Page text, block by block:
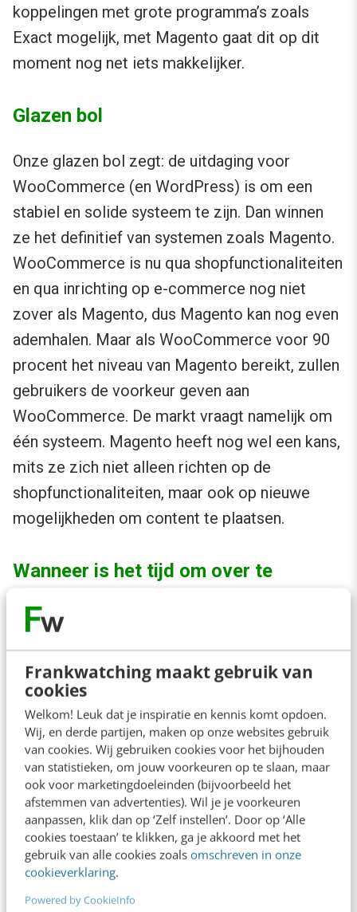
Frankwatching maakt gebruik van
cookies
Welkom! Leuk dat je inspiratie en kennis komt opdoen.
Wij, en derde partijen, maken op onze websites gebruik
van cookies. Wij gebruiken cookies voor het bijhouden
van statistieken, om jouw voorkeuren op te slaan, maar
ook voor marketingdoeleinden (bijvoorbeeld het
afstemmen van advertenties). Wil je je voorkeuren
aanpassen, klik dan op ‘Zelf instellen’. Door op ‘Alle
cookies toestaan’ te klikken, ga je akkoord met het
gebruik van alle cookies zoals omschreven in onze
cookieverklaring.
Powered by CookieInfo
koppelingen met grote programma’s zoals
Exact mogelijk, met Magento gaat dit op dit
moment nog net iets makkelijker.
Glazen bol
Onze glazen bol zegt: de uitdaging voor
WooCommerce (en WordPress) is om een
stabiel en solide systeem te zijn. Dan winnen
ze het definitief van systemen zoals Magento.
WooCommerce is nu qua shopfunctionaliteiten
en qua inrichting op e-commerce nog niet
zover als Magento, dus Magento kan nog even
ademhalen. Maar als WooCommerce voor 90
procent het niveau van Magento bereikt, zullen
gebruikers de voorkeur geven aan
WooCommerce. De markt vraagt namelijk om
één systeem. Magento heeft nog wel een kans,
mits ze zich niet alleen richten op de
shopfunctionaliteiten, maar ook op nieuwe
mogelijkheden om content te plaatsen.
Wanneer is het tijd om over te
WooCommerce?
Als je een webshop wilt starten met veel
specifieke functionaliteiten, is het absoluut niet
gek om voor Magento te kiezen. Het is wel
belangrijk om te weten dat Magento 2.0 eraan
komt en dat dit systeem er weer heel anders
uitziet dan Magento 1.9. Veel shops zullen een
grote verbouwing moeten ondergaan om over
te gaan van 1.9 naar 2.0. Als je voor deze keus
staat, willen ik je meegeven dat naar mijn
verwachting de meeste webshops over twee